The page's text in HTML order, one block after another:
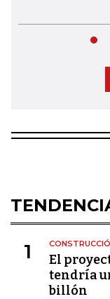
1
El
tendría
billón